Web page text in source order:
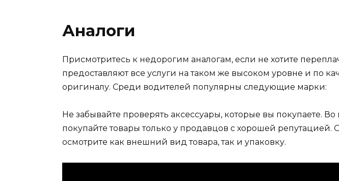
Аналоги
Присмотритесь к недорогим аналогам, если не хотите
предоставляют все услуги на таком же высоком уровне и по
оригиналу. Среди водителей популярны следующие марки:
Не забывайте проверять аксессуары, которые вы покупаете.
покупайте товары только у продавцов с хорошей репутацией.
осмотрите как внешний вид товара, так и упаковку.